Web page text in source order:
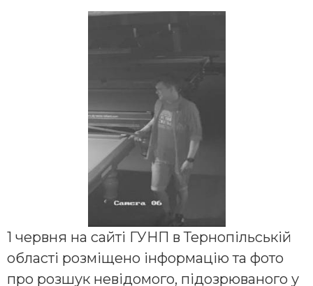
1 червня на сайті ГУНП в Тернопільській
області розміщено інформацію та фото
про розшук невідомого, підозрюваного у